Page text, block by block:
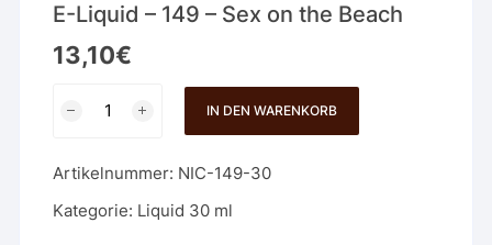
E-Liquid – 149 – Sex on the Beach
13,10€
149
-
IN DEN WARENKORB
Artikelnummer: NIC-149-30
Kategorie: Liquid 30 ml